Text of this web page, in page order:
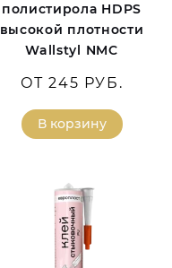
полистирола HDPS
высокой плотности
Wallstyl NMC
ОТ 245 РУБ.
В корзину